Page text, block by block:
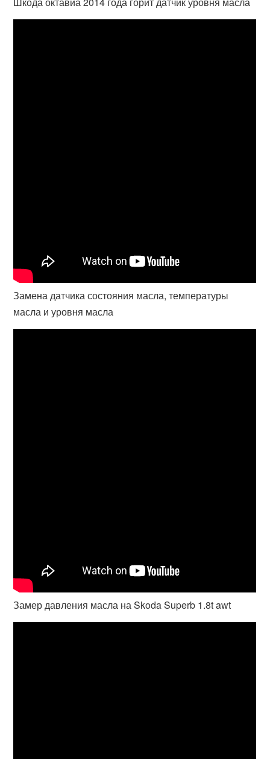
Замена датчика состояния масла, температуры
масла и уровня масла
Замер давления масла на Skoda Superb 1.8t awt